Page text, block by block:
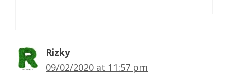
Rizky
09/02/2020 at 11:57 pm